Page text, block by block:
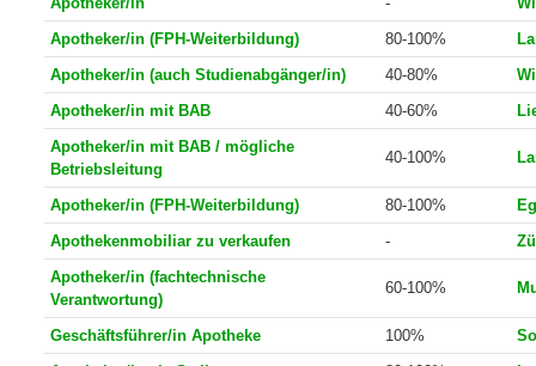
Apotheker/in
60-100%
Apotheker/in
-
Apotheker/in (FPH-Weiterbildung)
80-100%
Apotheker/in (auch Studienabgänger/in)
40-80%
Apotheker/in mit BAB
40-60%
Apotheker/in mit BAB / mögliche
Betriebsleitung
40-100%
Apotheker/in (FPH-Weiterbildung) 80-100%
Apothekenmobiliar zu verkaufen
-
Apotheker/in (fachtechnische
Verantwortung)
60-100%